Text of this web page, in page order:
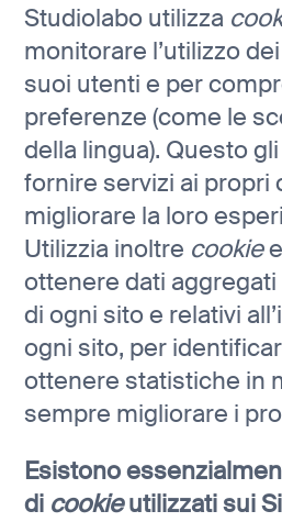
Studiolabo utilizza
monitorare l’utilizzo
suoi utenti e per
preferenze (come le
della lingua). Questo
fornire servizi ai propri
migliorare la loro
Utilizzia inoltre cookiee
ottenere dati
di ogni sito e relativi
ogni sito, per
ottenere statistiche in
sempre migliorare i
Esistono
di cookieutilizzati sui